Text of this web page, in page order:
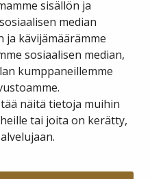
sisällön ja
median
ja kävijämäärämme
sosiaalisen median,
kumppaneillemme
näitä tietoja muihin
tai joita on kerätty,
kunta
2 A 1